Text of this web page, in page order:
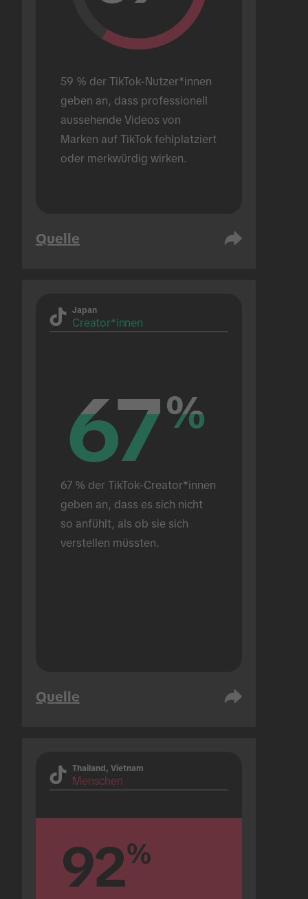
59 % der TikTok-Nutzer*innen
geben an, dass professionell
aussehende Videos von
Marken auf TikTok fehlplatziert
oder merkwürdig wirken.
Quelle
Japan
Creator*innen
67%
67%
67 % der TikTok-Creator*innen
geben an, dass es sich nicht
so anfühlt, als ob sie sich
verstellen müssten.
Quelle
Thailand, Vietnam
Menschen
92%